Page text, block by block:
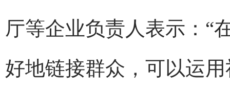
厅等企业负责人表示：“
好地链接群众，可以运